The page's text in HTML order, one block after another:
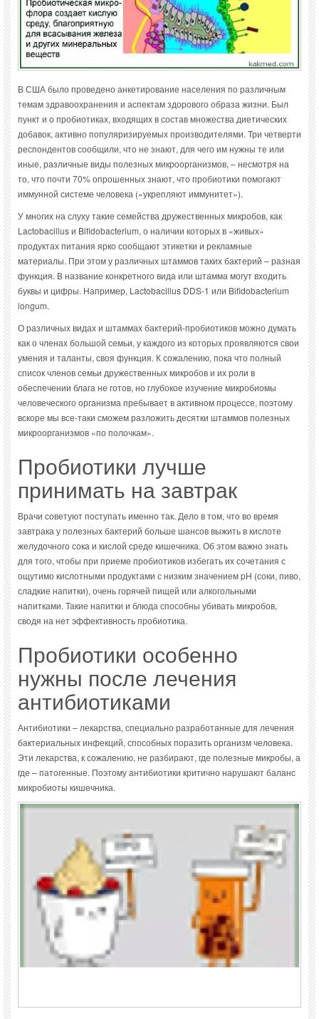
В США было проведено анкетирование населения по различным
темам здравоохранения и аспектам здорового образа жизни. Был
пункт и о пробиотиках, входящих в состав множества диетических
добавок, активно популяризируемых производителями. Три четверти
респондентов сообщили, что не знают, для чего им нужны те или
иные, различные виды полезных микроорганизмов, – несмотря на
то, что почти 70% опрошенных знают, что пробиотики помогают
иммунной системе человека («укрепляют иммунитет»).
У многих на слуху такие семейства дружественных микробов, как
Lactobacillus и Bifidobacterium, о наличии которых в «живых»
продуктах питания ярко сообщают этикетки и рекламные
материалы. При этом у различных штаммов таких бактерий – разная
функция. В название конкретного вида или штамма могут входить
буквы и цифры. Например, Lactobacillus DDS-1 или Bifidobacterium
longum.
О различных видах и штаммах бактерий-пробиотиков можно думать
как о членах большой семьи, у каждого из которых проявляются свои
умения и таланты, своя функция. К сожалению, пока что полный
список членов семьи дружественных микробов и их роли в
обеспечении блага не готов, но глубокое изучение микробиомы
человеческого организма пребывает в активном процессе, поэтому
вскоре мы все-таки сможем разложить десятки штаммов полезных
микроорганизмов «по полочкам».
Пробиотики лучше
принимать на завтрак
Врачи советуют поступать именно так. Дело в том, что во время
завтрака у полезных бактерий больше шансов выжить в кислоте
желудочного сока и кислой среде кишечника. Об этом важно знать
для того, чтобы при приеме пробиотиков избегать их сочетания с
ощутимо кислотными продуктами с низким значением pH (соки, пиво,
сладкие напитки), очень горячей пищей или алкогольными
напитками. Такие напитки и блюда способны убивать микробов,
сводя на нет эффективность пробиотика.
Пробиотики особенно
нужны после лечения
антибиотиками
Антибиотики – лекарства, специально разработанные для лечения
бактериальных инфекций, способных поразить организм человека.
Эти лекарства, к сожалению, не разбирают, где полезные микробы, а
где – патогенные. Поэтому антибиотики критично нарушают баланс
микробиоты кишечника.